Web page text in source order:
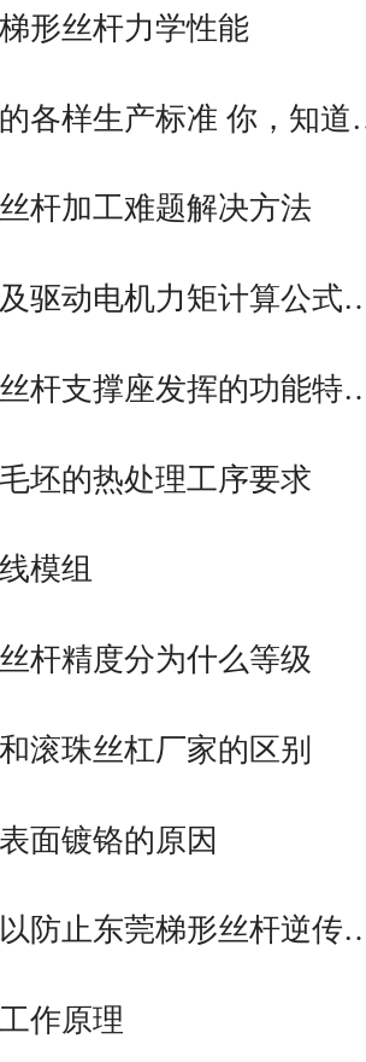
形丝杆力学性能
各样生产标准 你，知
杆加工难题解决方法
驱动电机力矩计算公式
杆支撑座发挥的功能特
坯的热处理工序要求
模组
杆精度分为什么等级
滚珠丝杠厂家的区别
面镀铬的原因
防止东莞梯形丝杆逆传
作原理